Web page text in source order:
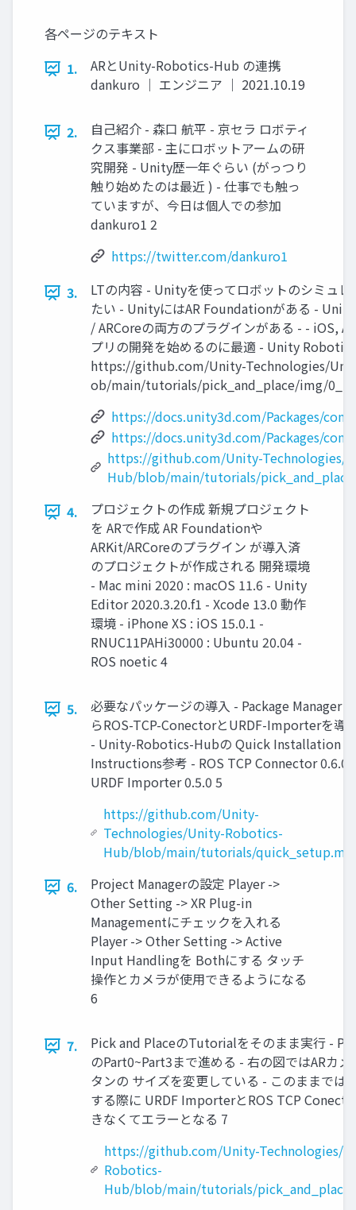
各ページのテキスト
1.
ARとUnity-Robotics-Hub の連携
dankuro ｜ エンジニア ｜ 2021.10.19
2.
自己紹介 - 森口 航平 - 京セラ ロボティ
クス事業部 - 主にロボットアームの研
究開発 - Unity歴一年ぐらい (がっつり
触り始めたのは最近 ) - 仕事でも触っ
ていますが、今日は個人での参加
dankuro1 2
https://twitter.com/dankuro1
3.
LTの内容 - Unityを使ってロボットのシミュ
たい - UnityにはAR Foundationがある -
/ ARCoreの両方のプラグインがある - - iOS,
プリの開発を始めるのに最適 - Unity
https://github.com/Unity-Technologies/
ob/main/tutorials/pick_and_place/img/
https://docs.unity3d.com/Packages/
https://docs.unity3d.com/Packages/
https://github.com/Unity-Technologies/
Hub/blob/main/tutorials/
4.
プロジェクトの作成 新規プロジェクト
を ARで作成 AR Foundationや
ARKit/ARCoreのプラグイン が導入済
のプロジェクトが作成される 開発環境
- Mac mini 2020 : macOS 11.6 - Unity
Editor 2020.3.20.f1 - Xcode 13.0 動作
環境 - iPhone XS : iOS 15.0.1 -
RNUC11PAHi30000 : Ubuntu 20.04 -
ROS noetic 4
5.
必要なパッケージの導入 - Package Manager
らROS-TCP-ConectorとURDF-Importerを導
- Unity-Robotics-Hubの Quick Installation
Instructions参考 - ROS TCP Connector 0.6.0 -
URDF Importer 0.5.0 5
https://github.com/Unity-
Technologies/Unity-Robotics-
Hub/blob/main/tutorials/quick_setup.md
6.
Project Managerの設定 Player ->
Other Setting -> XR Plug-in
Managementにチェックを入れる
Player -> Other Setting -> Active
Input Handlingを Bothにする タッチ
操作とカメラが使用できるようになる
6
7.
Pick and PlaceのTutorialをそのまま実行 -
のPart0~Part3まで進める - 右の図ではARカ
タンの サイズを変更している - このままでは
する際に URDF ImporterとROS TCP
きなくてエラーとなる 7
https://github.com/Unity-Technologies/
Robotics-
Hub/blob/main/tutorials/pick_and_place/